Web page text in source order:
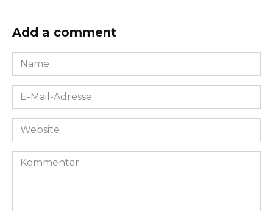
Add a comment
Name
*
E-
Mail-
Adresse
Website
Kommentar